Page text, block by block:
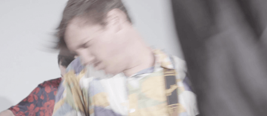
Scharping – Du Tanzt Zu Anti-Flag
2019